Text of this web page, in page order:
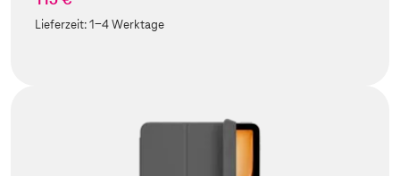
Lieferzeit:1-4 Werktage